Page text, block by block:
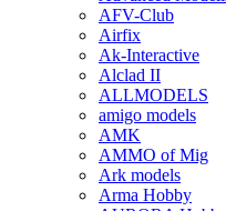
AFV-Club
Airfix
Ak-Interactive
Alclad II
ALLMODELS
amigo models
AMK
AMMO of Mig
Ark models
Arma Hobby